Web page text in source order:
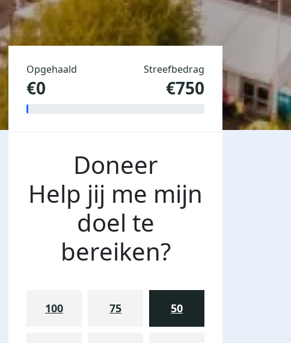
Opgehaald
€0
Streefbedrag
€750
Doneer
Help jij me mijn
doel te
bereiken?
100 75 50